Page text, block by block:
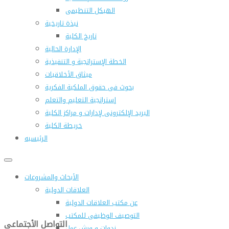
الهيكل التنظيمى
نبذة تاريخية
تاريخ الكلية
الإدارة الحالية
الخطة الإستراتجية و التنفيذية
ميثاق الأخلاقيات
بحوث فى حقوق الملكية الفكرية
إستراتجية التعليم والتعلم
البريد الإلكترونى لإدارات و مراكز الكلية
خريطة الكلية
الرئيسيه
الأبحاث والمشروعات
العلاقات الدولية
عن مكتب العلاقات الدولية
التوصيف الوظيفى للمكتب
التواصل الأجتماعى